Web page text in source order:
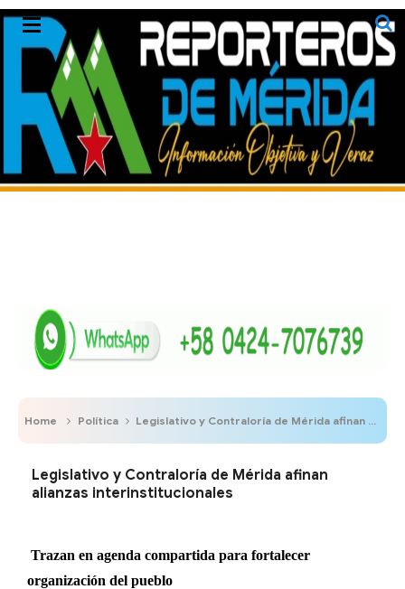
Home Política Legislativo y Contraloría de Mérida afinan alianzas interinstitucionales
Legislativo y Contraloría de Mérida afinan
alianzas interinstitucionales
Trazan en agenda compartida para fortalecer
organización del pueblo